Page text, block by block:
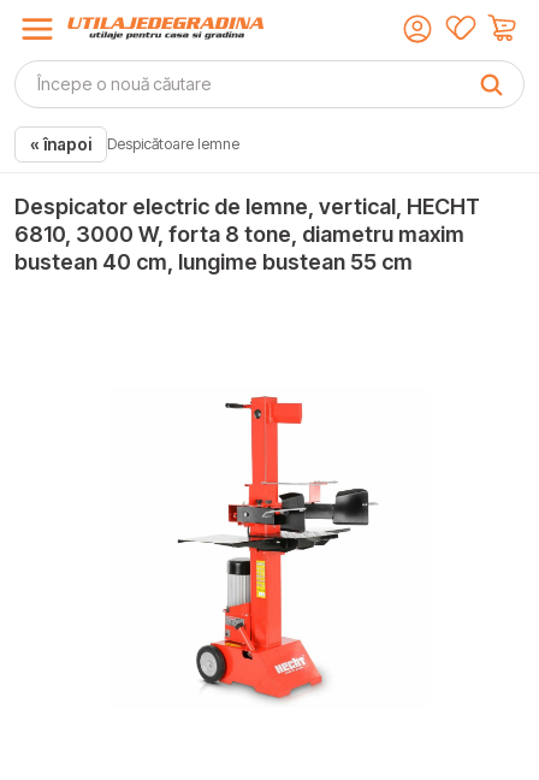
« înapoi Despicătoare lemne
Despicator electric de lemne, vertical, HECHT
6810, 3000 W, forta 8 tone, diametru maxim
bustean 40 cm, lungime bustean 55 cm